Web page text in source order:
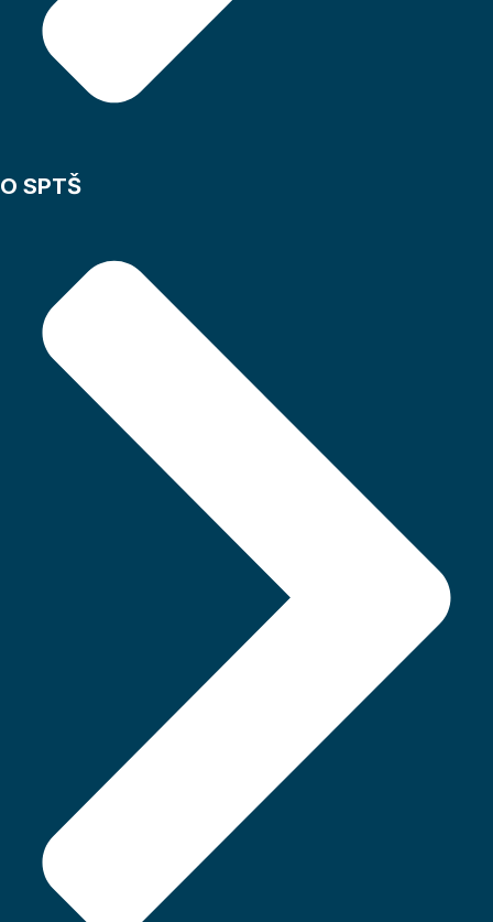
O SPTŠ